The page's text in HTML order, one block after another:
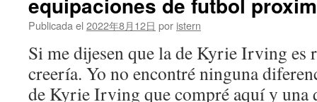
Publicada el 2022年8月12日 por istern
Si me dijesen que la de Kyrie Irving es
creería. Yo no encontré ninguna
de Kyrie Irving que compré aquí y una